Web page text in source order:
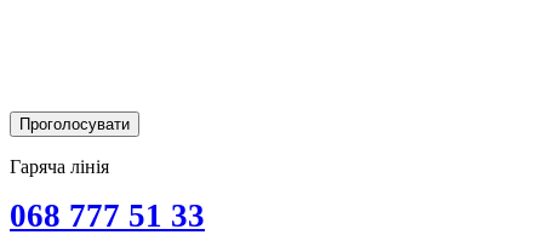
Гаряча лінія
068 777 51 33